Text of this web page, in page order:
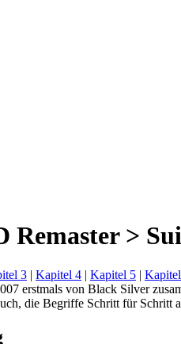
>
3 | Kapitel 4 | Kapitel 5 |
erstmals von Black Silver
die Begriffe Schritt für